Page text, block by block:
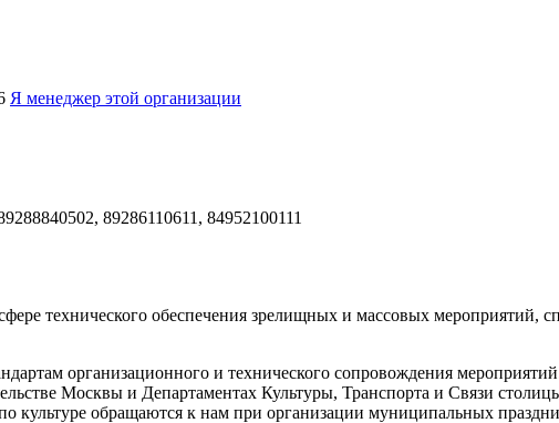
Я менеджер этой организации
89286110611, 84952100111
технического обеспечения зрелищных и массовых мероприятий,
организационного и технического сопровождения
Москвы и Департаментах Культуры, Транспорта и Связи
культуре обращаются к нам при организации муниципальных